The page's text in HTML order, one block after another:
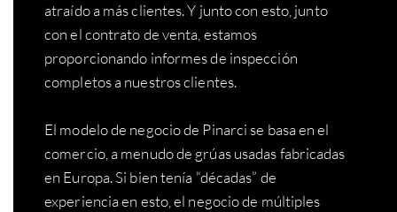
atraído a más clientes. Y junto con esto, junto
con el contrato de venta, estamos
proporcionando informes de inspección
completos a nuestros clientes.
El modelo de negocio de Pinarci se basa en el
comercio, a menudo de grúas usadas fabricadas
en Europa. Si bien tenía “décadas” de
experiencia en esto, el negocio de múltiples